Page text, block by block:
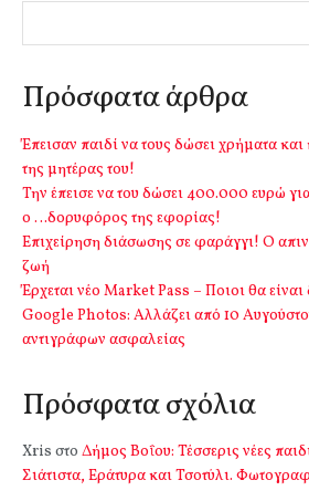
Πρόσφατα άρθρα
Έπεισαν παιδί να τους δώσει χρήματα
της μητέρας του!
Την έπεισε να του δώσει 400.000 ευρώ
ο …δορυφόρος της εφορίας!
Επιχείρηση διάσωσης σε φαράγγι! Ο
ζωή
Έρχεται νέο Market Pass – Ποιοι θα είναι
Google Photos: Αλλάζει από 10
αντιγράφων ασφαλείας
Πρόσφατα σχόλια
Xris στο Δήμος Βοΐου: Τέσσερις νέες
Σιάτιστα, Εράτυρα και Τσοτύλι.